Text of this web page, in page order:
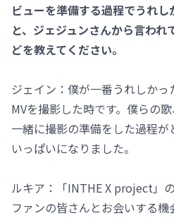
ビューを準備する過程でうれ
と、ジェジュンさんから言わ
どを教えてください。
ジェイン：僕が一番うれしか
MVを撮影した時です。僕らの
一緒に撮影の準備をした過程
いっぱいになりました。
ルキア：「INTHE X project」
ファンの皆さんとお会いする